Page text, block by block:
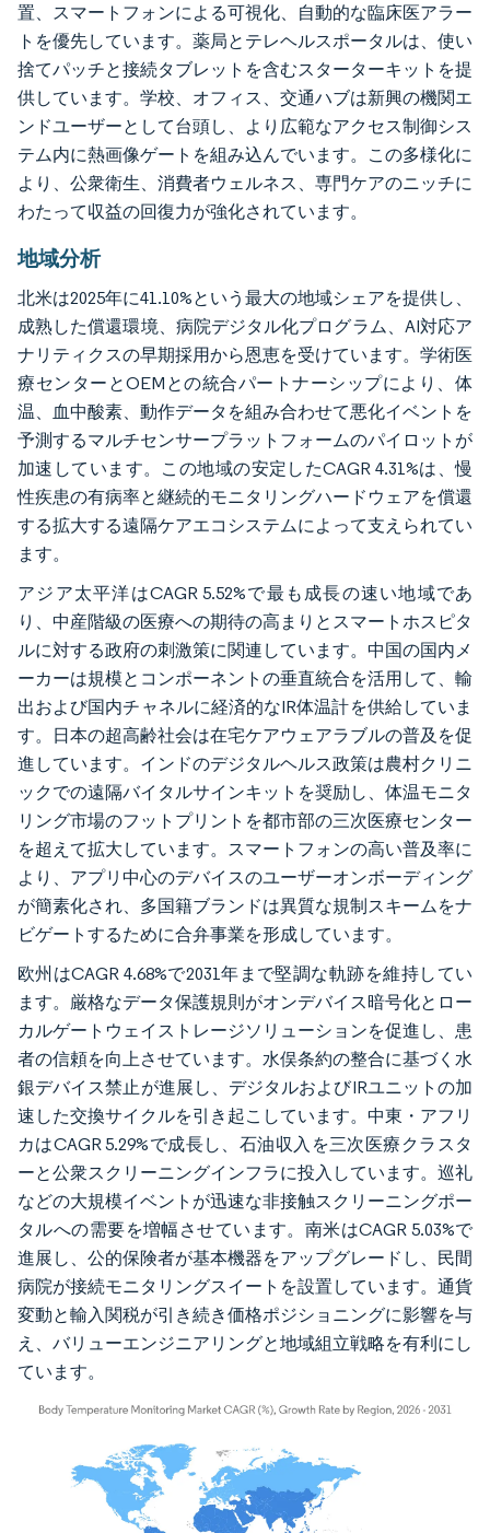
置、スマートフォンによる可視化、自動的な臨床医アラー
トを優先しています。薬局とテレヘルスポータルは、使い
捨てパッチと接続タブレットを含むスターターキットを提
供しています。学校、オフィス、交通ハブは新興の機関エ
ンドユーザーとして台頭し、より広範なアクセス制御シス
テム内に熱画像ゲートを組み込んでいます。この多様化に
より、公衆衛生、消費者ウェルネス、専門ケアのニッチに
わたって収益の回復力が強化されています。
地域分析
北米は2025年に41.10%という最大の地域シェアを提供し、
成熟した償還環境、病院デジタル化プログラム、AI対応ア
ナリティクスの早期採用から恩恵を受けています。学術医
療センターとOEMとの統合パートナーシップにより、体
温、血中酸素、動作データを組み合わせて悪化イベントを
予測するマルチセンサープラットフォームのパイロットが
加速しています。この地域の安定したCAGR 4.31%は、慢
性疾患の有病率と継続的モニタリングハードウェアを償還
する拡大する遠隔ケアエコシステムによって支えられてい
ます。
アジア太平洋はCAGR 5.52%で最も成長の速い地域であ
り、中産階級の医療への期待の高まりとスマートホスピタ
ルに対する政府の刺激策に関連しています。中国の国内メ
ーカーは規模とコンポーネントの垂直統合を活用して、輸
出および国内チャネルに経済的なIR体温計を供給していま
す。日本の超高齢社会は在宅ケアウェアラブルの普及を促
進しています。インドのデジタルヘルス政策は農村クリニ
ックでの遠隔バイタルサインキットを奨励し、体温モニタ
リング市場のフットプリントを都市部の三次医療センター
を超えて拡大しています。スマートフォンの高い普及率に
より、アプリ中心のデバイスのユーザーオンボーディング
が簡素化され、多国籍ブランドは異質な規制スキームをナ
ビゲートするために合弁事業を形成しています。
欧州はCAGR 4.68%で2031年まで堅調な軌跡を維持してい
ます。厳格なデータ保護規則がオンデバイス暗号化とロー
カルゲートウェイストレージソリューションを促進し、患
者の信頼を向上させています。水俣条約の整合に基づく水
銀デバイス禁止が進展し、デジタルおよびIRユニットの加
速した交換サイクルを引き起こしています。中東・アフリ
カはCAGR 5.29%で成長し、石油収入を三次医療クラスタ
ーと公衆スクリーニングインフラに投入しています。巡礼
などの大規模イベントが迅速な非接触スクリーニングポー
タルへの需要を増幅させています。南米はCAGR 5.03%で
進展し、公的保険者が基本機器をアップグレードし、民間
病院が接続モニタリングスイートを設置しています。通貨
変動と輸入関税が引き続き価格ポジショニングに影響を与
え、バリューエンジニアリングと地域組立戦略を有利にし
ています。